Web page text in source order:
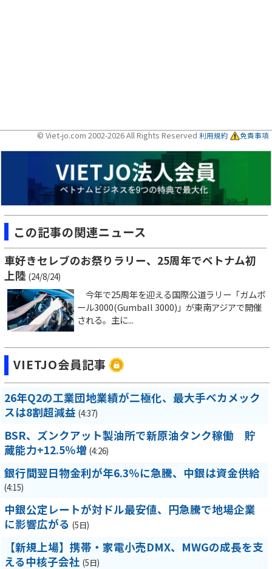
© Viet-jo.com 2002-2026 All Rights Reserved 利用規約 免責事項
この記事の関連ニュース
車好きセレブのお祭りラリー、25周年でベトナム初
上陸 (24/8/24)
今年で25周年を迎える国際公道ラリー「ガムボ
ール3000(Gumball 3000)」が東南アジアで開催
される。主に...
VIETJO会員記事
26年Q2の工業団地業績が二極化、最大手ベカメック
スは8割超減益 (4:37)
BSR、ズンクアット製油所で新原油タンク稼働 貯
蔵能力+12.5％増 (4:26)
銀行間翌日物金利が年6.3％に急騰、中銀は資金供給
(4:15)
中銀公定レートが対ドル最安値、円急騰で地場企業
に影響広がる (5日)
【新規上場】携帯・家電小売DMX、MWGの成長を支
える中核子会社 (5日)